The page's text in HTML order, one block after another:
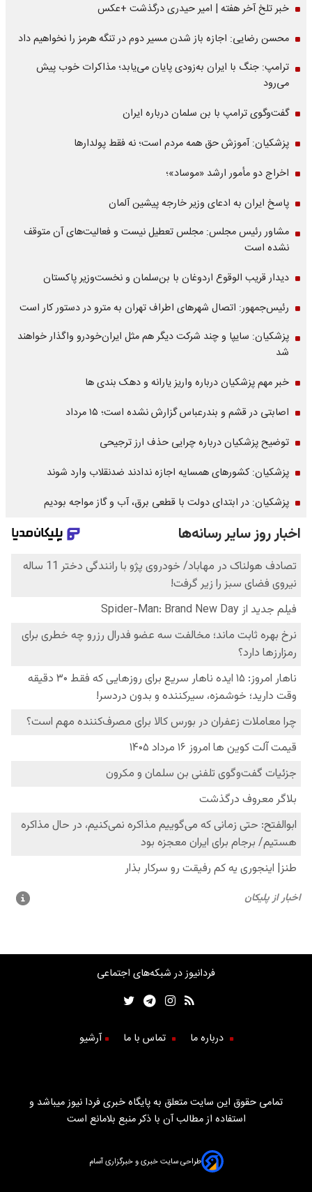
خبر تلخ آخر هفته | امیر حیدری درگذشت +عکس
محسن رضایی: اجازه باز شدن مسیر دوم در تنگه هرمز را نخواهیم داد
ترامپ: جنگ با ایران به‌زودی پایان می‌یابد؛ مذاکرات خوب پیش
می‌رود
گفت‌وگوی ترامپ با بن سلمان درباره ایران
پزشکیان: آموزش حق همه مردم است؛ نه فقط پولدارها
اخراج دو مأمور ارشد «موساد»؛
پاسخ ایران به ادعای وزیر خارجه پیشین آلمان
مشاور رئیس مجلس: مجلس تعطیل نیست و فعالیت‌های آن متوقف
نشده است
دیدار قریب الوقوع اردوغان با بن‌سلمان و نخست‌وزیر پاکستان
رئیس‌جمهور: اتصال شهرهای اطراف تهران به مترو در دستور کار است
پزشکیان: سایپا و چند شرکت دیگر هم مثل ایران‌خودرو واگذار خواهند
شد
خبر مهم پزشکیان درباره واریز یارانه و دهک بندی ها
اصابتی در قشم و بندرعباس گزارش نشده است؛ ۱۵ مرداد
توضیح پزشکیان درباره چرایی حذف ارز ترجیحی
پزشکیان: کشورهای همسایه اجازه ندادند ضدنقلاب وارد شوند
پزشکیان: در ابتدای دولت با قطعی برق، آب و گاز مواجه بودیم
فردانیوز در شبکه‌های اجتماعی
درباره ما تماس با ما آرشیو
تمامی حقوق این سایت متعلق به پایگاه خبری فردا نیوز میباشد و
استفاده از مطالب آن با ذکر منبع بلامانع است
طراحی سایت خبری و خبرگزاری آسام